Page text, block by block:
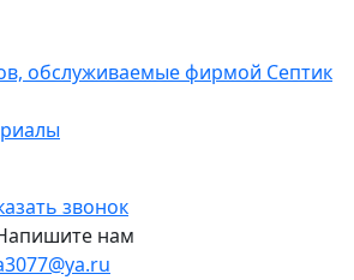
обслуживаемые фирмой Септик
звонок
нам